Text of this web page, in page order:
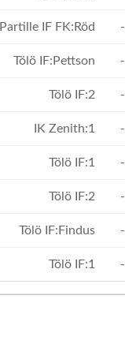
Partille IF FK:Röd -
Tölö IF:Pettson -
Tölö IF:2 -
IK Zenith:1 -
Tölö IF:1 -
Tölö IF:2 -
Tölö IF:Findus -
Tölö IF:1 -